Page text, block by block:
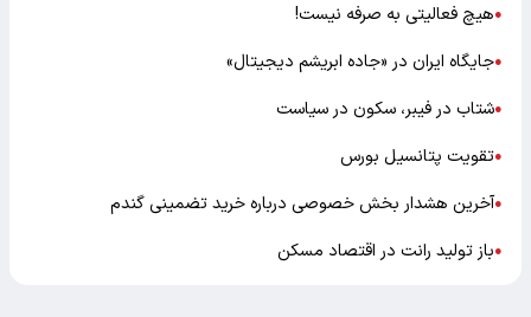
●هیچ فعالیتی به صرفه نیست!
●جایگاه ایران در «جاده ابریشم دیجیتال»
●شتاب در فیبر، سکون در سیاست
●تقویت پتانسیل بورس
●آخرین هشدار بخش خصوصی درباره خرید تضمینی گندم
●باز تولید رانت در اقتصاد مسکن